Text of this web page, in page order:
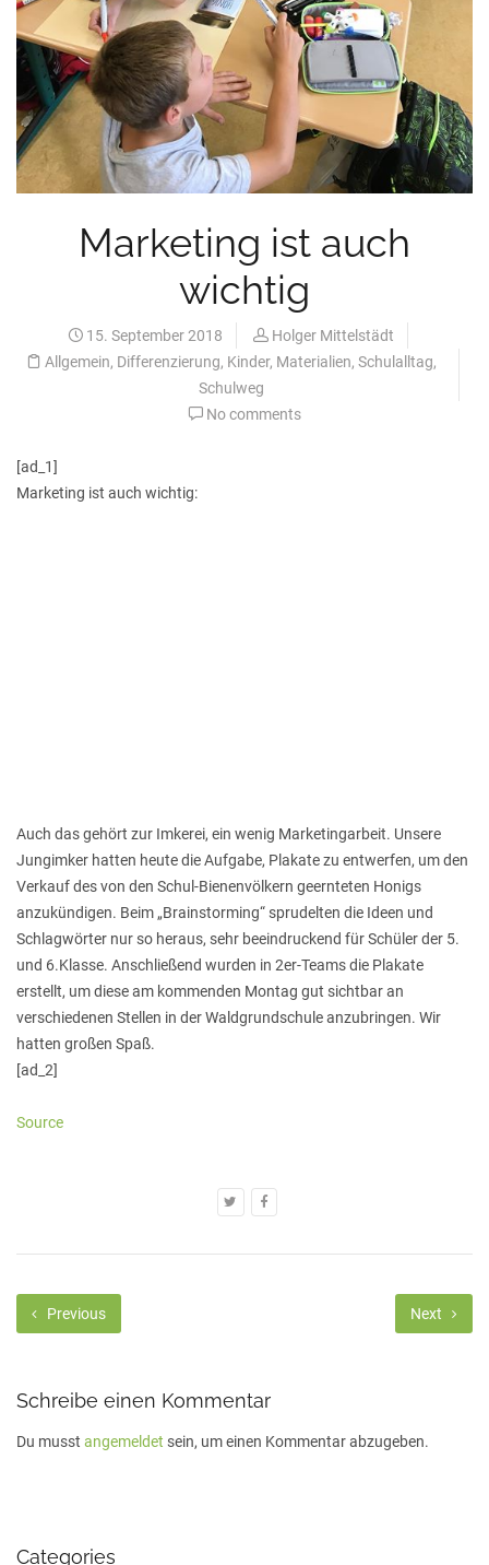
Marketing ist auch
wichtig
15. September 2018
Holger Mittelstädt
Allgemein, Differenzierung, Kinder, Materialien, Schulalltag,
Schulweg
No comments
[ad_1]
Marketing ist auch wichtig:
Auch das gehört zur Imkerei, ein wenig Marketingarbeit. Unsere
Jungimker hatten heute die Aufgabe, Plakate zu entwerfen, um den
Verkauf des von den Schul-Bienenvölkern geernteten Honigs
anzukündigen. Beim „Brainstorming“ sprudelten die Ideen und
Schlagwörter nur so heraus, sehr beeindruckend für Schüler der 5.
und 6.Klasse. Anschließend wurden in 2er-Teams die Plakate
erstellt, um diese am kommenden Montag gut sichtbar an
verschiedenen Stellen in der Waldgrundschule anzubringen. Wir
hatten großen Spaß.
[ad_2]
Source
Previous Next
Schreibe einen Kommentar
Du musst angemeldet sein, um einen Kommentar abzugeben.
Categories